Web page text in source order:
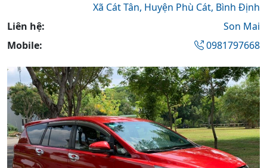
Xã Cát Tân, Huyện Phù Cát, Bình Định
Liên hệ:
Son Mai
Mobile:
0981797668